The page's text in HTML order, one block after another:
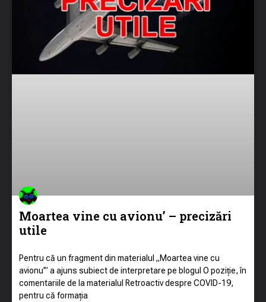
Moartea vine cu avionu’ – precizări
utile
Pentru că un fragment din materialul „Moartea vine cu
avionu’” a ajuns subiect de interpretare pe blogul O poziție, în
comentariile de la materialul Retroactiv despre COVID-19,
pentru că formația